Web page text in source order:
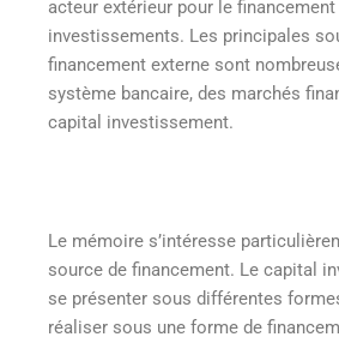
acteur extérieur pour le financement
investissements. Les principales
financement externe sont
système bancaire, des marchés
capital investissement.
Le mémoire s’intéresse
source de financement. Le capital
se présenter sous différentes
réaliser sous une forme de